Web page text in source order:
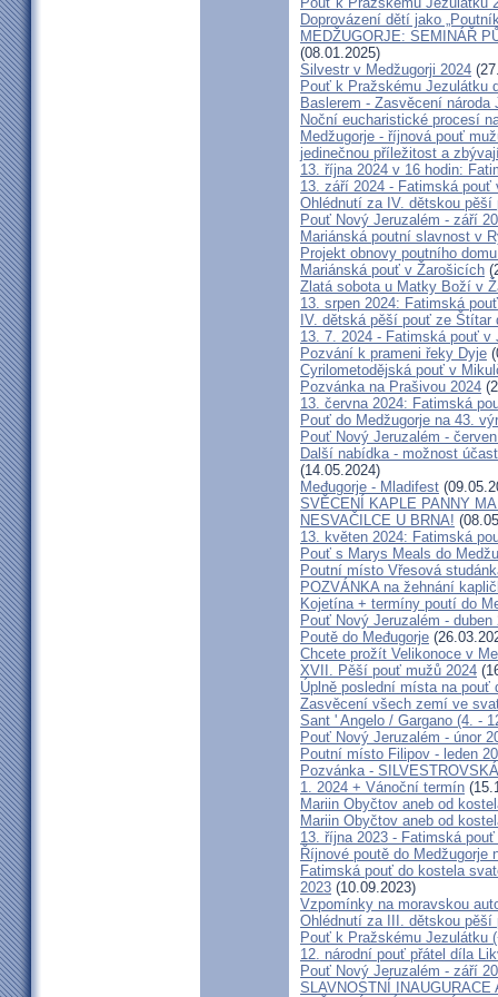
Doprovázení dětí jako
MEDŽUGORJE: SEMINÁŘ
(08.01.2025)
Silvestr v Medžugorji 2024
Pouť k Pražskému Jezulátku
Baslerem - Zasvěcení národa
Noční eucharistické procesí
Medžugorje - říjnová pouť
jedinečnou příležitost a
13. října 2024 v 16 hodin:
13. září 2024 - Fatimská pouť
Ohlédnutí za IV. dětskou
Pouť Nový Jeruzalém - září
Mariánská poutní slavnost v
Projekt obnovy poutního
Mariánská pouť v Žarošicích
Zlatá sobota u Matky Boží v
13. srpen 2024: Fatimská
IV. dětská pěší pouť ze Štítar
13. 7. 2024 - Fatimská pouť
Pozvání k prameni řeky Dyje
Cyrilometodějská pouť v
Pozvánka na Prašivou 2024
13. června 2024: Fatimská
Pouť do Medžugorje na 43.
Pouť Nový Jeruzalém -
Další nabídka - možnost
(14.05.2024)
Međugorje - Mladifest
SVĚCENÍ KAPLE PANNY
NESVAČILCE U BRNA!
13. květen 2024: Fatimská
Pouť s Marys Meals do
Poutní místo Vřesová
POZVÁNKA na žehnání
Kojetína + termíny poutí do
Pouť Nový Jeruzalém - duben
Poutě do Međugorje
Chcete prožít Velikonoce v
XVII. Pěší pouť mužů 2024
Úplně poslední místa na pouť
Zasvěcení všech zemí ve
Sant ' Angelo / Gargano (4. -
Pouť Nový Jeruzalém - únor
Poutní místo Filipov - leden
Pozvánka -
1. 2024 + Vánoční termín
Mariin Obyčtov aneb od
Mariin Obyčtov aneb od
13. října 2023 - Fatimská
Říjnové poutě do Medžugorje
Fatimská pouť do kostela
2023 (10.09.2023)
Vzpomínky na moravskou
Ohlédnutí za III. dětskou pěší
Pouť k Pražskému Jezulátku
12. národní pouť přátel díla
Pouť Nový Jeruzalém - září
SLAVNOSTNÍ